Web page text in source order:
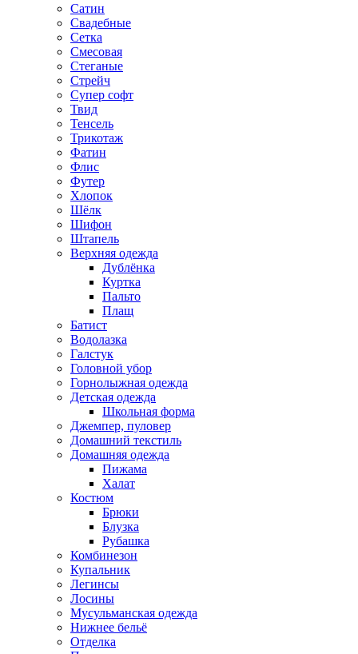
Сатин
Свадебные
Сетка
Смесовая
Стеганые
Стрейч
Супер софт
Твид
Тенсель
Трикотаж
Фатин
Флис
Футер
Хлопок
Шёлк
Шифон
Штапель
Верхняя одежда
Дублёнка
Куртка
Пальто
Плащ
Батист
Водолазка
Галстук
Головной убор
Горнолыжная одежда
Детская одежда
Школьная форма
Джемпер, пуловер
Домашний текстиль
Домашняя одежда
Пижама
Халат
Костюм
Брюки
Блузка
Рубашка
Комбинезон
Купальник
Легинсы
Лосины
Мусульманская одежда
Нижнее бельё
Отделка